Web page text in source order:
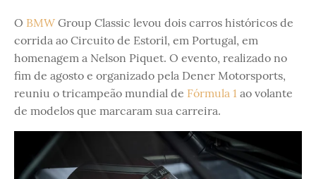
O BMW Group Classic levou dois carros históricos de
corrida ao Circuito de Estoril, em Portugal, em
homenagem a Nelson Piquet. O evento, realizado no
fim de agosto e organizado pela Dener Motorsports,
reuniu o tricampeão mundial de Fórmula 1 ao volante
de modelos que marcaram sua carreira.